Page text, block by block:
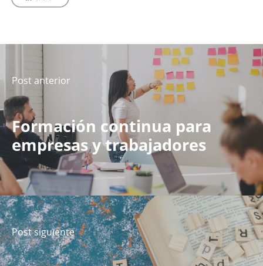
Post anterior
Formación continua para
empresas y trabajadores
Post siguiente